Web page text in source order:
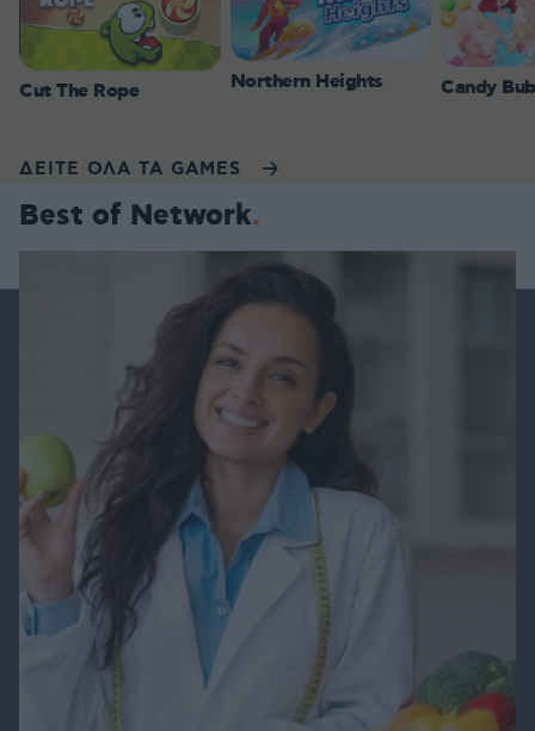
Cut The Rope Northern Heights Candy
ΔΕΙΤΕ ΟΛΑ ΤΑ GAMES
Best of Network